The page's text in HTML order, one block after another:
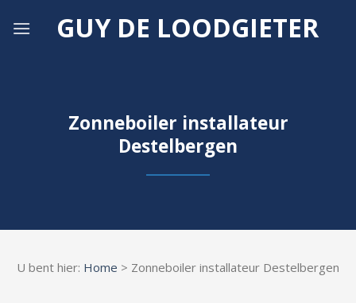
GUY DE LOODGIETER
Zonneboiler installateur
Destelbergen
U bent hier: Home > Zonneboiler installateur Destelbergen